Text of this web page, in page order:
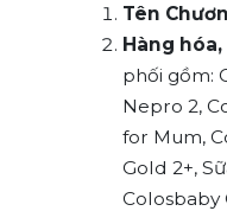
Tên
Hàng
phối gồm:
Nepro 2,
for Mum,
Gold 2+,
Colosbaby